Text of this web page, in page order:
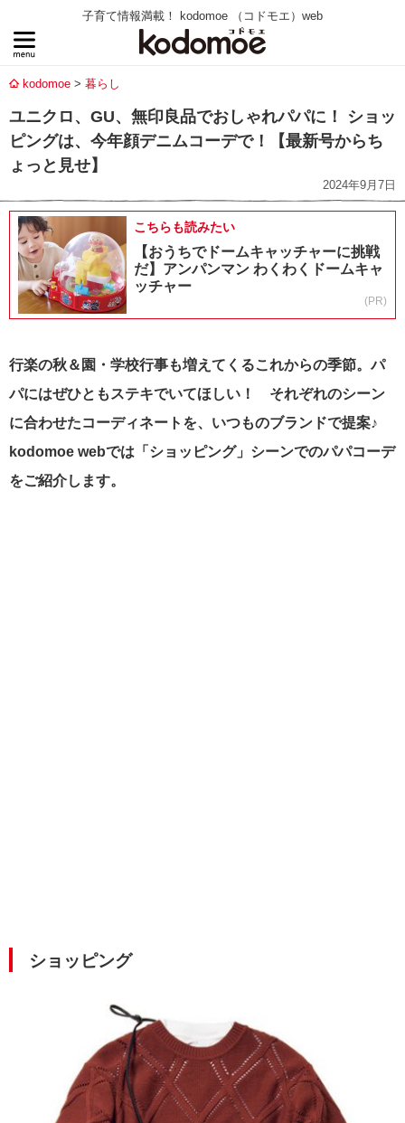
子育て情報満載！ kodomoe （コドモエ）web
kodomoe 暮らし
ユニクロ、GU、無印良品でおしゃれパパに！ ショッ
ピングは、今年顔デニムコーデで！【最新号からち
ょっと見せ】
2024年9月7日
こちらも読みたい
【おうちでドームキャッチャーに挑戦
だ】アンパンマン わくわくドームキャ
ッチャー
(PR)
行楽の秋＆園・学校行事も増えてくるこれからの季節。パ
パにはぜひともステキでいてほしい！ それぞれのシーン
に合わせたコーディネートを、いつものブランドで提案♪
kodomoe webでは「ショッピング」シーンでのパパコーデ
をご紹介します。
ショッピング